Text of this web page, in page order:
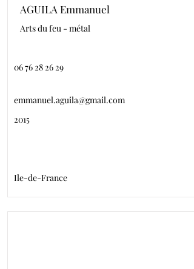
AGUILA Emmanuel
Arts du feu - métal
06 76 28 26 29
emmanuel.aguila@gmail.com
2015
Ile-de-France